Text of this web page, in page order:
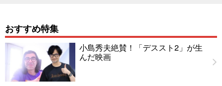
おすすめ特集
小島秀夫絶賛！「デススト2」が生
んだ映画